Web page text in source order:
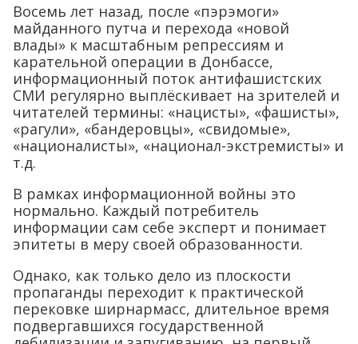
Восемь лет назад, после «пэрэмоги»
майданного путча и перехода «новой
влады» к масштабным репрессиям и
карательной операции в Донбассе,
информационный поток антифашистских
СМИ регулярно выплёскивает на зрителей и
читателей термины: «нацисты», «фашисты»,
«рагули», «бандеровцы», «свидомые»,
«националисты», «национал-экстремисты» и
т.д.
В рамках информационной войны это
нормально. Каждый потребитель
информации сам себе эксперт и понимает
эпитеты в меру своей образованности.
Однако, как только дело из плоскости
пропаганды переходит к практической
перековке ширнармасс, длительное время
подвергавшихся государственной